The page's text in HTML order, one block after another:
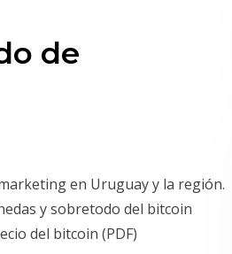
de
en Uruguay y la región.
y sobretodo del bitcoin
del bitcoin (PDF)